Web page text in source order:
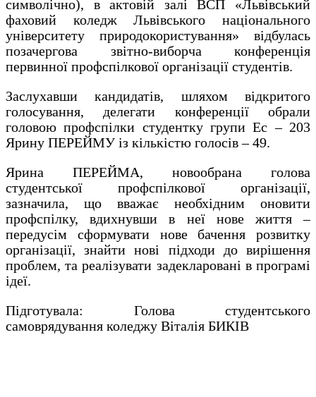
символічно), в актовій залі ВСП «Львівський
фаховий коледж Львівського національного
університету природокористування» відбулась
позачергова звітно-виборча конференція
первинної профспілкової організації студентів.
Заслухавши кандидатів, шляхом відкритого
голосування, делегати конференції обрали
головою профспілки студентку групи Ес – 203
Ярину ПЕРЕЙМУ із кількістю голосів – 49.
Ярина ПЕРЕЙМА, новообрана голова
студентської профспілкової організації,
зазначила, що вважає необхідним оновити
профспілку, вдихнувши в неї нове життя –
передусім сформувати нове бачення розвитку
організації, знайти нові підходи до вирішення
проблем, та реалізувати задекларовані в програмі
ідеї.
Підготувала: Голова студентського
самоврядування коледжу Віталія БИКІВ